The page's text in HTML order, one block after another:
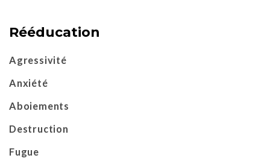
Rééducation
Agressivité
Anxiété
Aboiements
Destruction
Fugue